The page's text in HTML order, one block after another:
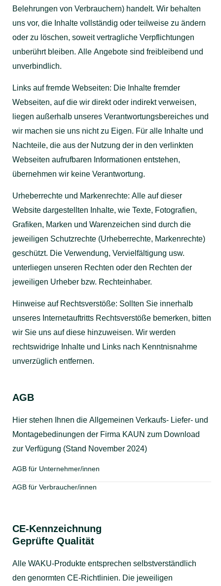
Belehrungen von Verbrauchern) handelt. Wir behalten
uns vor, die Inhalte vollständig oder teilweise zu ändern
oder zu löschen, soweit vertragliche Verpflichtungen
unberührt bleiben. Alle Angebote sind freibleibend und
unverbindlich.
Links auf fremde Webseiten: Die Inhalte fremder
Webseiten, auf die wir direkt oder indirekt verweisen,
liegen außerhalb unseres Verantwortungsbereiches und
wir machen sie uns nicht zu Eigen. Für alle Inhalte und
Nachteile, die aus der Nutzung der in den verlinkten
Webseiten aufrufbaren Informationen entstehen,
übernehmen wir keine Verantwortung.
Urheberrechte und Markenrechte: Alle auf dieser
Website dargestellten Inhalte, wie Texte, Fotografien,
Grafiken, Marken und Warenzeichen sind durch die
jeweiligen Schutzrechte (Urheberrechte, Markenrechte)
geschützt. Die Verwendung, Vervielfältigung usw.
unterliegen unseren Rechten oder den Rechten der
jeweiligen Urheber bzw. Rechteinhaber.
Hinweise auf Rechtsverstöße: Sollten Sie innerhalb
unseres Internetauftritts Rechtsverstöße bemerken, bitten
wir Sie uns auf diese hinzuweisen. Wir werden
rechtswidrige Inhalte und Links nach Kenntnisnahme
unverzüglich entfernen.
AGB
Hier stehen Ihnen die Allgemeinen Verkaufs- Liefer- und
Montagebedinungen der Firma KAUN zum Download
zur Verfügung (Stand November 2024)
AGB für Unternehmer/innen
AGB für Verbraucher/innen
CE-Kennzeichnung
Geprüfte Qualität
Alle WAKU-Produkte entsprechen selbstverständlich
den genormten CE-Richtlinien. Die jeweiligen